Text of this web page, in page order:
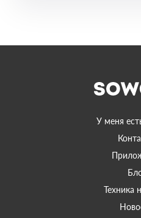
У меня
Техника